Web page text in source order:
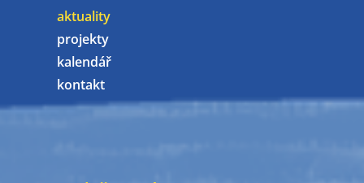
aktuality
projekty
kalendář
kontakt